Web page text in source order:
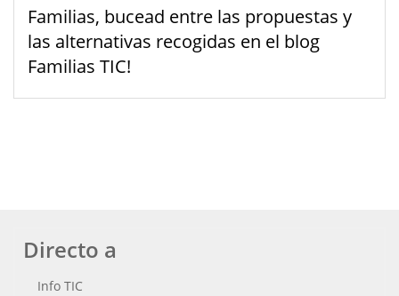
Familias, bucead entre las propuestas y
las alternativas recogidas en el blog
Familias TIC!
Directo a
Info TIC